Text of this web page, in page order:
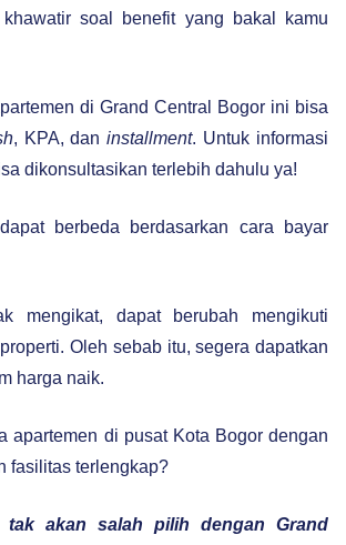
soal benefit yang bakal kamu
di Grand Central Bogor ini bisa
, KPA, daninstallment. Untuk informasi
dikonsultasikan terlebih dahulu ya!
berbeda berdasarkan cara bayar
mengikat, dapat berubah mengikuti
Oleh sebab itu, segera dapatkan
harga naik.
apartemen di pusat Kota Bogor dengan
fasilitas terlengkap?
tak akan salah pilih dengan Grand